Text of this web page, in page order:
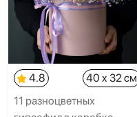
4.8
40 x 32 см
11 разноцветных